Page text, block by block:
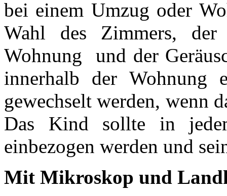
bei einem Umzug oder
Wahl des Zimmers, der
Wohnung und der
innerhalb der Wohnung
gewechselt werden, wenn
Das Kind sollte in
einbezogen werden und
Mit Mikroskop und